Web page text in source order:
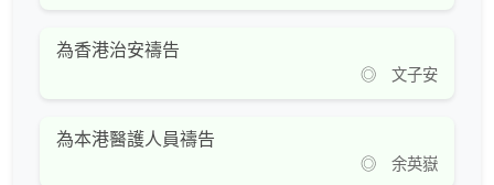
為香港治安禱告
◎ 文子安
為本港醫護人員禱告
◎ 余英嶽